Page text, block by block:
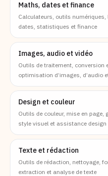
Maths, dates et finance
Calculateurs, outils numériques,
dates, statistiques et finance
Images, audio et vidéo
Outils de traitement, conversion
optimisation d’images, d’audio
Design et couleur
Outils de couleur, mise en page,
style visuel et assistance design
Texte et rédaction
Outils de rédaction, nettoyage,
extraction et analyse de texte